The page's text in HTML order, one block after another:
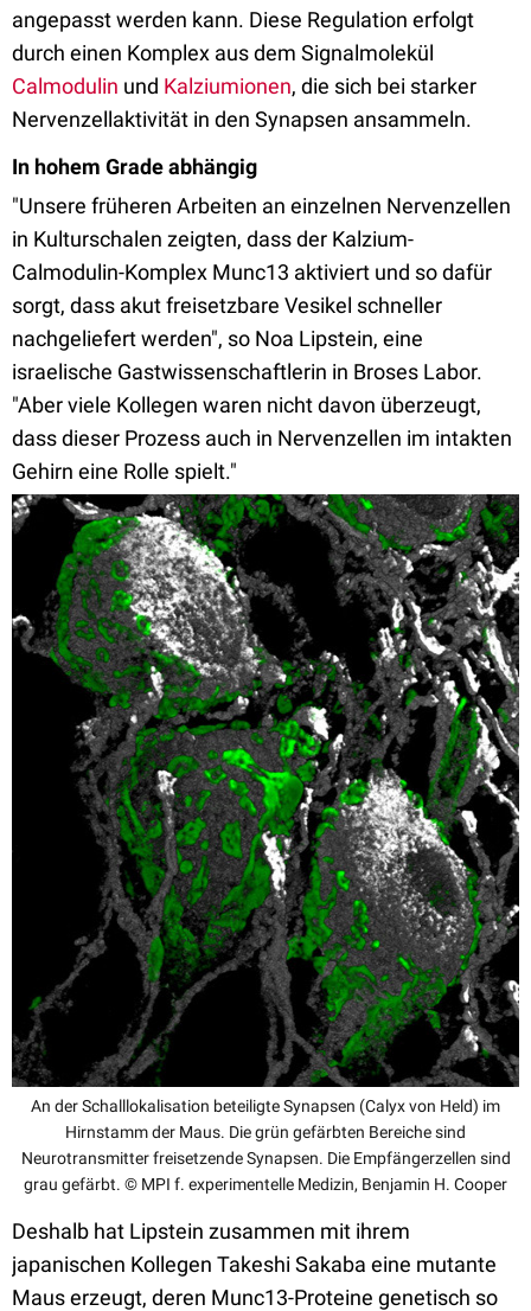
angepasst werden kann. Diese Regulation erfolgt
durch einen Komplex aus dem Signalmolekül
Calmodulin und Kalziumionen, die sich bei starker
Nervenzellaktivität in den Synapsen ansammeln.
In hohem Grade abhängig
"Unsere früheren Arbeiten an einzelnen Nervenzellen
in Kulturschalen zeigten, dass der Kalzium-
Calmodulin-Komplex Munc13 aktiviert und so dafür
sorgt, dass akut freisetzbare Vesikel schneller
nachgeliefert werden", so Noa Lipstein, eine
israelische Gastwissenschaftlerin in Broses Labor.
"Aber viele Kollegen waren nicht davon überzeugt,
dass dieser Prozess auch in Nervenzellen im intakten
Gehirn eine Rolle spielt."
An der Schalllokalisation beteiligte Synapsen (Calyx von Held) im
Hirnstamm der Maus. Die grün gefärbten Bereiche sind
Neurotransmitter freisetzende Synapsen. Die Empfängerzellen sind
grau gefärbt. © MPI f. experimentelle Medizin, Benjamin H. Cooper
Deshalb hat Lipstein zusammen mit ihrem
japanischen Kollegen Takeshi Sakaba eine mutante
Maus erzeugt, deren Munc13-Proteine genetisch so